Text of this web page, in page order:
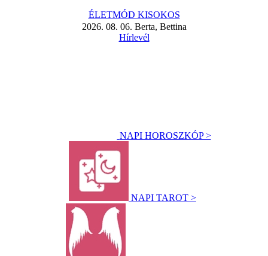
ÉLETMÓD KISOKOS
2026. 08. 06. Berta, Bettina
Hírlevél
NAPI HOROSZKÓP >
NAPI TAROT >